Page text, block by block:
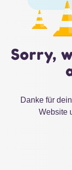
Sorry,
Danke für
Website